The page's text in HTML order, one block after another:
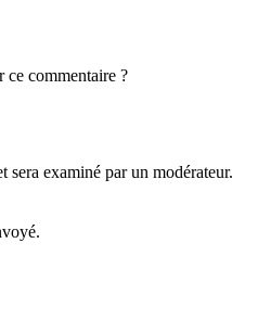
ce commentaire ?
sera examiné par un modérateur.